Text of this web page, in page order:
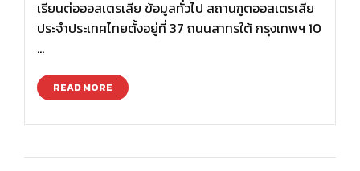
เรียนต่อออสเตรเลีย ข้อมูลทั่วไป สถานฑูตออสเตรเลีย
ประจำประเทศไทยตั้งอยู่ที่ 37 ถนนสาทรใต้ กรุงเทพฯ 10
…
READ MORE